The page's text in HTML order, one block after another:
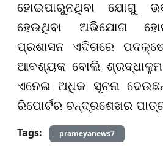
ହୋଇପାରୁନଥିବା ଯୋଗୁ
ହେଉଥିବା ଅଭିଯୋଗ
ପ୍ରଶାସନ ଏଦିଗରେ
ଆବଶ୍ୟକ ବୋଲି
ଏନେଇ ଅଧିକ ସୂଚନା
ରିପୋର୍ଟର ଚନ୍ଦ୍ରଶେଖର
Tags:
prameyanews7